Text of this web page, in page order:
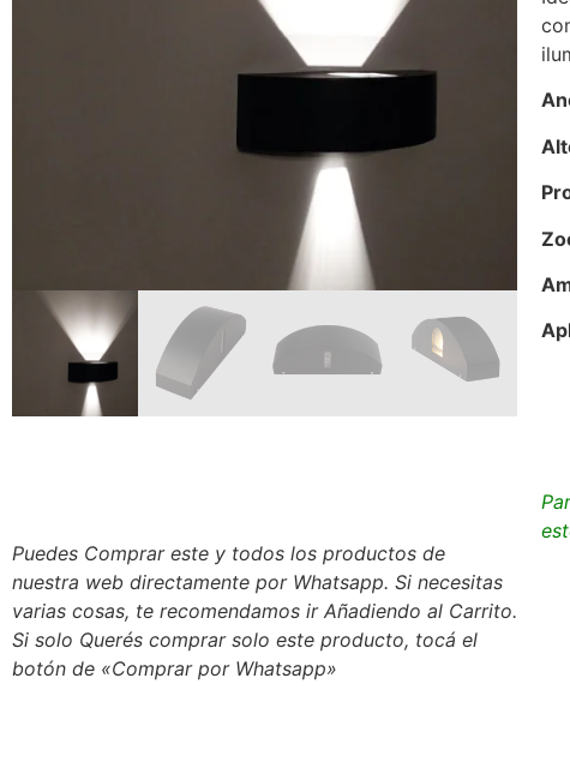
Puedes Comprar este y todos los productos de
nuestra web directamente por Whatsapp. Si necesitas
varias cosas, te recomendamos ir Añadiendo al Carrito.
Si solo Querés comprar solo este producto, tocá el
botón de «Comprar por Whatsapp»